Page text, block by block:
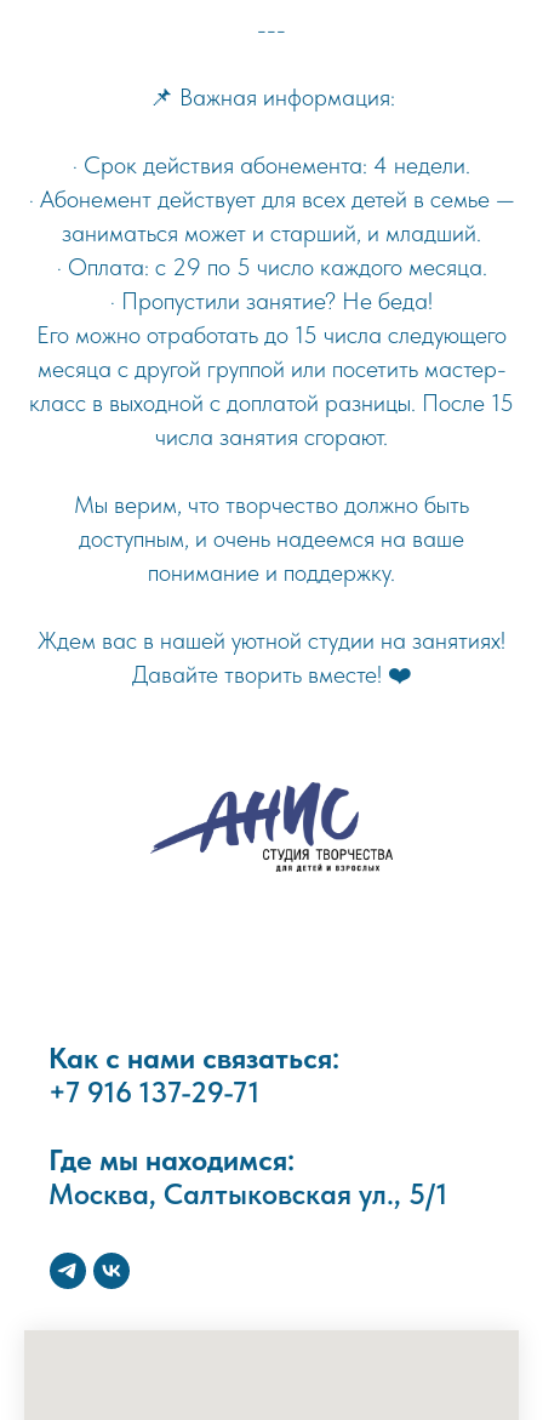
---
📌 Важная информация:
· Срок действия абонемента: 4 недели.
· Абонемент действует для всех детей в семье —
заниматься может и старший, и младший.
· Оплата: с 29 по 5 число каждого месяца.
· Пропустили занятие? Не беда!
Его можно отработать до 15 числа следующего
месяца с другой группой или посетить мастер-
класс в выходной с доплатой разницы. После 15
числа занятия сгорают.
Мы верим, что творчество должно быть
доступным, и очень надеемся на ваше
понимание и поддержку.
Ждем вас в нашей уютной студии на занятиях!
Давайте творить вместе! ❤️
Как с нами связаться:
+7 916 137-29-71
Где мы находимся:
Москва, Салтыковская ул., 5/1